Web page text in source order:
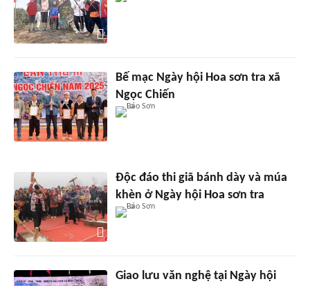
Bế mạc Ngày hội Hoa sơn tra xã
Ngọc Chiến
Độc đáo thi giã bánh dày và múa
khèn ở Ngày hội Hoa sơn tra
Giao lưu văn nghệ tại Ngày hội